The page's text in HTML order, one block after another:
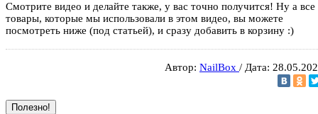
Смотрите видео и делайте также, у вас точно получится! Ну а все
товары, которые мы использовали в этом видео, вы можете
посмотреть ниже (под статьей), и сразу добавить в корзину :)
Автор: NailBox / Дата:
Полезно!